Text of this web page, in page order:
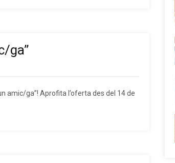
ga”
amic/ga”! Aprofita l’oferta des del 14 de